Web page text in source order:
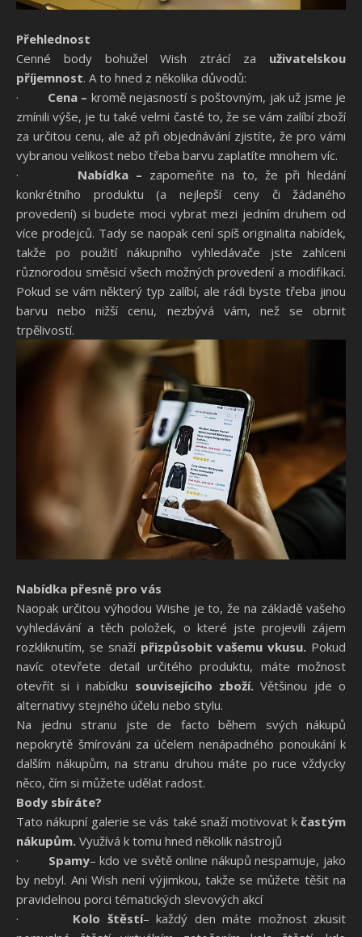
Přehlednost
Cenné body bohužel Wish ztrácí za uživatelskou
příjemnost. A to hned z několika důvodů:
· Cena – kromě nejasností s poštovným, jak už jsme je
zmínili výše, je tu také velmi časté to, že se vám zalíbí zboží
za určitou cenu, ale až při objednávání zjistíte, že pro vámi
vybranou velikost nebo třeba barvu zaplatíte mnohem víc.
· Nabídka – zapomeňte na to, že při hledání
konkrétního produktu (a nejlepší ceny či žádaného
provedení) si budete moci vybrat mezi jedním druhem od
více prodejců. Tady se naopak cení spíš originalita nabídek,
takže po použití nákupního vyhledávače jste zahlceni
různorodou směsicí všech možných provedení a modifikací.
Pokud se vám některý typ zalíbí, ale rádi byste třeba jinou
barvu nebo nižší cenu, nezbývá vám, než se obrnit
trpělivostí.
Nabídka přesně pro vás
Naopak určitou výhodou Wishe je to, že na základě vašeho
vyhledávání a těch položek, o které jste projevili zájem
rozkliknutím, se snaží přizpůsobit vašemu vkusu. Pokud
navíc otevřete detail určitého produktu, máte možnost
otevřít si i nabídku souvisejícího zboží.Většinou jde o
alternativy stejného účelu nebo stylu.
Na jednu stranu jste de facto během svých nákupů
nepokrytě šmírováni za účelem nenápadného ponoukání k
dalším nákupům, na stranu druhou máte po ruce vždycky
něco, čím si můžete udělat radost.
Body sbíráte?
Tato nákupní galerie se vás také snaží motivovat k častým
nákupům. Využívá k tomu hned několik nástrojů
· Spamy– kdo ve světě online nákupů nespamuje, jako
by nebyl. Ani Wish není výjimkou, takže se můžete těšit na
pravidelnou porci tématických slevových akcí
· Kolo štěstí– každý den máte možnost zkusit